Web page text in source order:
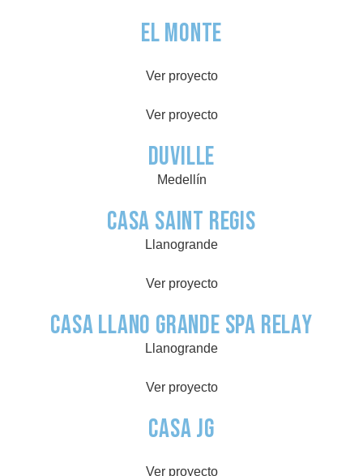
El Monte
Ver proyecto
Ver proyecto
Duville
Medellín
Casa Saint Regis
Llanogrande
Ver proyecto
Casa Llano Grande Spa Relay
Llanogrande
Ver proyecto
Casa JG
Ver proyecto